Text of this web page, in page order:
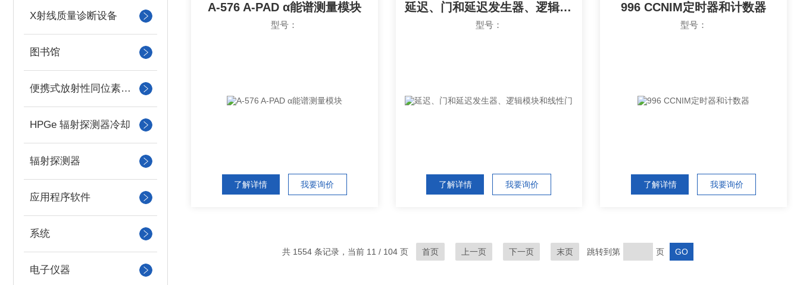
X射线质量诊断设备
图书馆
便携式放射性同位素识别装置 （RIID）
HPGe 辐射探测器冷却
辐射探测器
应用程序软件
系统
电子仪器
A-576 A-PAD α能谱测量模块
型号：
了解详情 我要询价
延迟、门和延迟发生器、逻辑模块和线性门
型号：
了解详情 我要询价
996 CCNIM定时器和计数器
型号：
了解详情 我要询价
共 1554 条记录，当前 11 / 104 页 首页 上一页 下一页 末页 跳转到第 页